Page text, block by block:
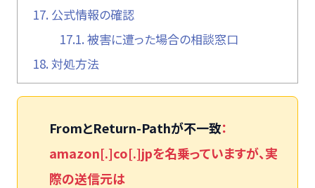
17. 公式情報の確認
17.1. 被害に遭った場合の相談窓口
18. 対処方法
FromとReturn-Pathが不一致：
amazon[.]co[.]jpを名乗っていますが、実
際の送信元は